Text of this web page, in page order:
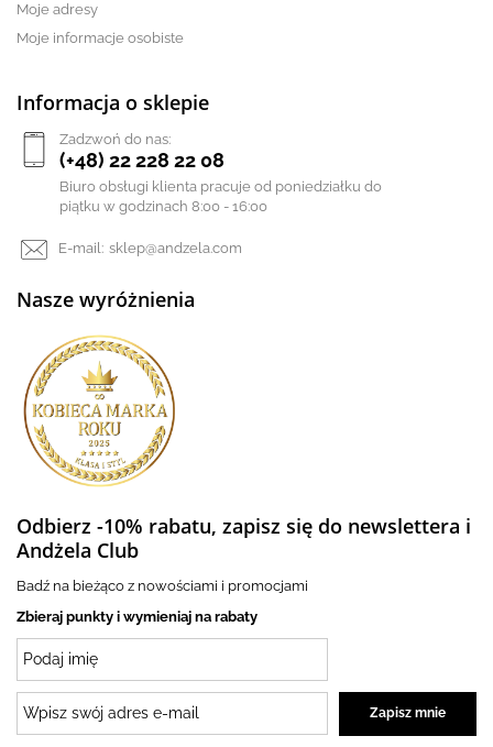
Moje adresy
Moje informacje osobiste
Informacja o sklepie
Zadzwoń do nas:
(+48) 22 228 22 08
Biuro obsługi klienta pracuje od poniedziałku do
piątku w godzinach 8:00 - 16:00
E-mail: sklep@andzela.com
Nasze wyróżnienia
Odbierz -10% rabatu, zapisz się do newslettera i
Andżela Club
Badź na bieżąco z nowościami i promocjami
Zbieraj punkty i wymieniaj na rabaty